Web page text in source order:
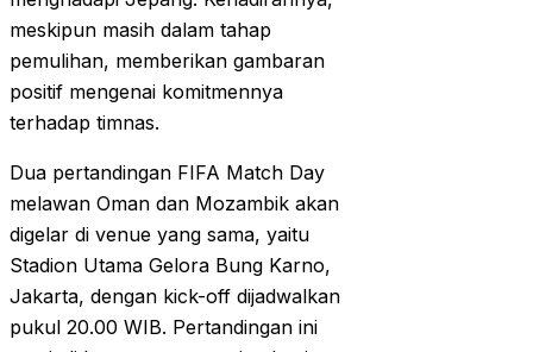
meskipun masih dalam tahap
pemulihan, memberikan gambaran
positif mengenai komitmennya
terhadap timnas.
Dua pertandingan FIFA Match Day
melawan Oman dan Mozambik akan
digelar di venue yang sama, yaitu
Stadion Utama Gelora Bung Karno,
Jakarta, dengan kick-off dijadwalkan
pukul 20.00 WIB. Pertandingan ini